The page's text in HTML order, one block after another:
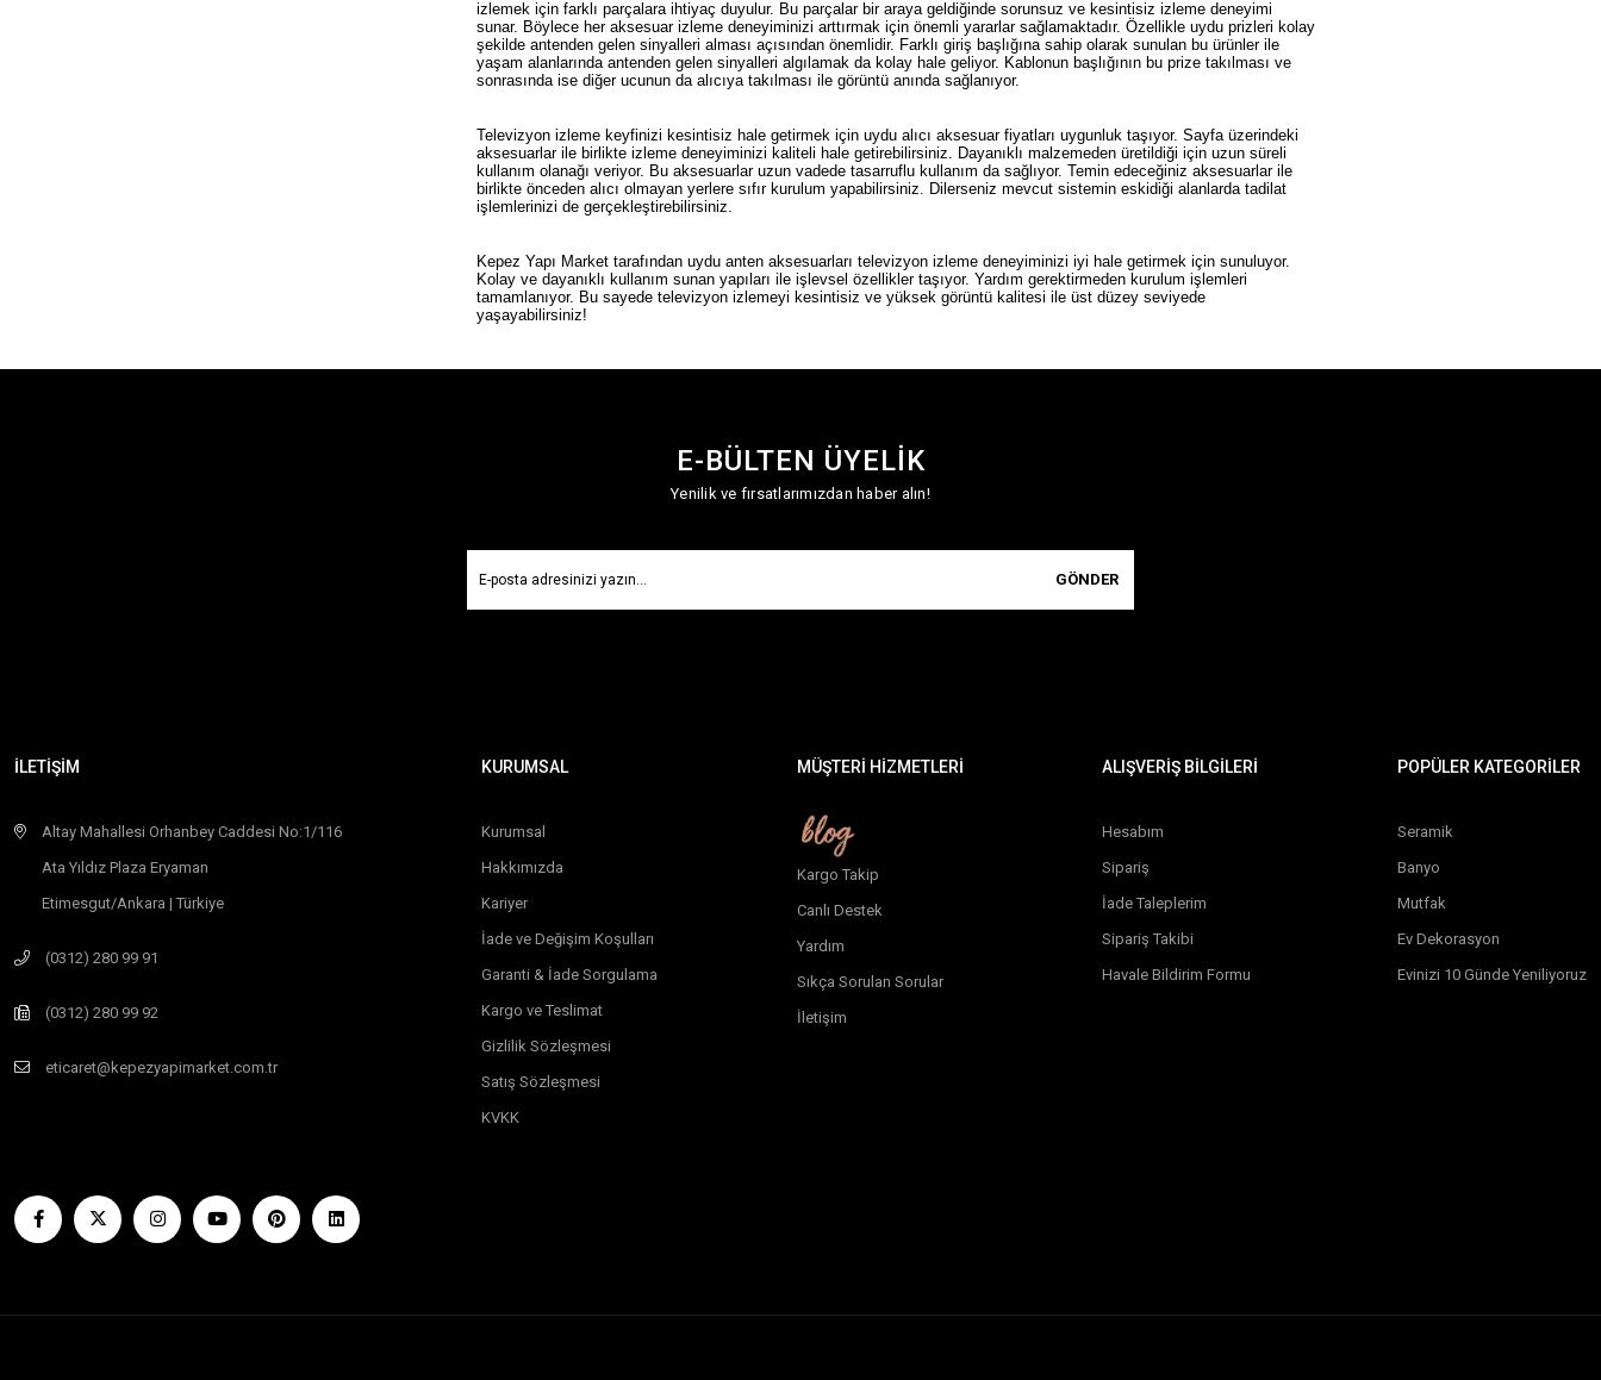
izlemek için farklı parçalara ihtiyaç duyulur. Bu parçalar bir araya geldiğinde sorunsuz ve kesintisiz izleme deneyimi
sunar. Böylece her aksesuar izleme deneyiminizi arttırmak için önemli yararlar sağlamaktadır. Özellikle uydu prizleri kolay
şekilde antenden gelen sinyalleri alması açısından önemlidir. Farklı giriş başlığına sahip olarak sunulan bu ürünler ile
yaşam alanlarında antenden gelen sinyalleri algılamak da kolay hale geliyor. Kablonun başlığının bu prize takılması ve
sonrasında ise diğer ucunun da alıcıya takılması ile görüntü anında sağlanıyor.
Televizyon izleme keyfinizi kesintisiz hale getirmek için uydu alıcı aksesuar fiyatları uygunluk taşıyor. Sayfa üzerindeki
aksesuarlar ile birlikte izleme deneyiminizi kaliteli hale getirebilirsiniz. Dayanıklı malzemeden üretildiği için uzun süreli
kullanım olanağı veriyor. Bu aksesuarlar uzun vadede tasarruflu kullanım da sağlıyor. Temin edeceğiniz aksesuarlar ile
birlikte önceden alıcı olmayan yerlere sıfır kurulum yapabilirsiniz. Dilerseniz mevcut sistemin eskidiği alanlarda tadilat
işlemlerinizi de gerçekleştirebilirsiniz.
Kepez Yapı Market tarafından uydu anten aksesuarları televizyon izleme deneyiminizi iyi hale getirmek için sunuluyor.
Kolay ve dayanıklı kullanım sunan yapıları ile işlevsel özellikler taşıyor. Yardım gerektirmeden kurulum işlemleri
tamamlanıyor. Bu sayede televizyon izlemeyi kesintisiz ve yüksek görüntü kalitesi ile üst düzey seviyede
yaşayabilirsiniz!
E-BÜLTEN ÜYELİK
Yenilik ve fırsatlarımızdan haber alın!
GÖNDER
İLETİŞİM
Altay Mahallesi Orhanbey Caddesi No:1/116
Ata Yıldız Plaza Eryaman
Etimesgut/Ankara | Türkiye
(0312) 280 99 91
(0312) 280 99 92
eticaret@kepezyapimarket.com.tr
KURUMSAL
Kurumsal
Hakkımızda
Kariyer
İade ve Değişim Koşulları
Garanti & İade Sorgulama
Kargo ve Teslimat
Gizlilik Sözleşmesi
Satış Sözleşmesi
KVKK
MÜŞTERİ HİZMETLERİ
Kargo Takip
Canlı Destek
Yardım
Sıkça Sorulan Sorular
İletişim
ALIŞVERİŞ BİLGİLERİ
Hesabım
Sipariş
İade Taleplerim
Sipariş Takibi
Havale Bildirim Formu
POPÜLER KATEGORİLER
Seramik
Banyo
Mutfak
Ev Dekorasyon
Evinizi 10 Günde Yeniliyoruz